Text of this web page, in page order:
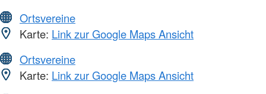
Ortsvereine
Karte: Link zur Google Maps Ansicht
Ortsvereine
Karte: Link zur Google Maps Ansicht